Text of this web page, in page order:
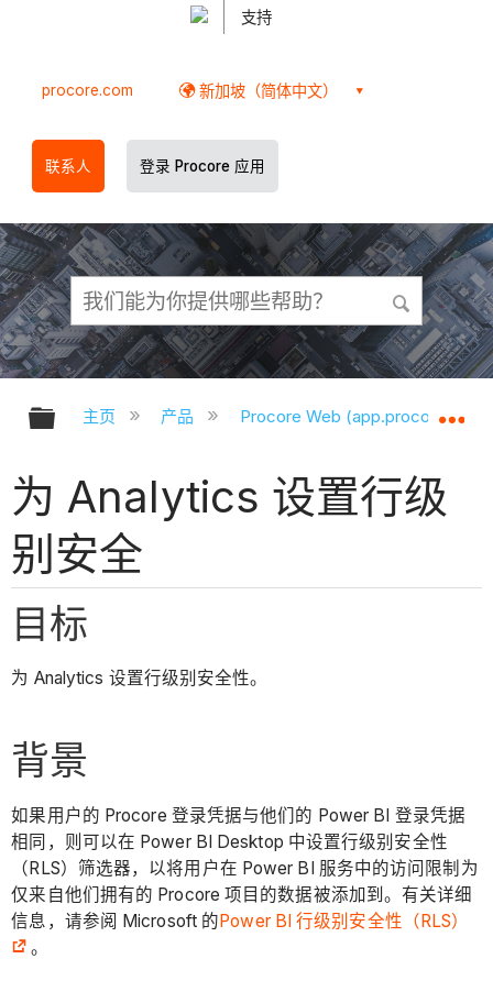
支持
procore.com 新加坡（简体中文）
联系人 登录 Procore 应用
扩展/隐缩全局层次
主页 产品 Procore Web
为 Analytics 设置行级
别安全
目标
为 Analytics 设置行级别安全性。
背景
如果用户的 Procore 登录凭据与他们的 Power BI 登录凭据
相同，则可以在 Power BI Desktop 中设置行级别安全性
（RLS）筛选器，以将用户在 Power BI 服务中的访问限制为
仅来自他们拥有的 Procore 项目的数据被添加到。有关详细
信息，请参阅 Microsoft 的Power BI 行级别安全性（RLS）
。